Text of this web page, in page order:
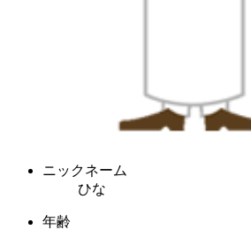
ニックネーム
ひな
年齢